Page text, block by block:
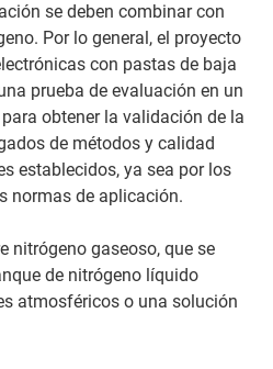
se deben combinar con
Por lo general, el proyecto
con pastas de baja
prueba de evaluación en un
obtener la validación de la
de métodos y calidad
establecidos, ya sea por los
normas de aplicación.
nitrógeno gaseoso, que se
de nitrógeno líquido
atmosféricos o una solución